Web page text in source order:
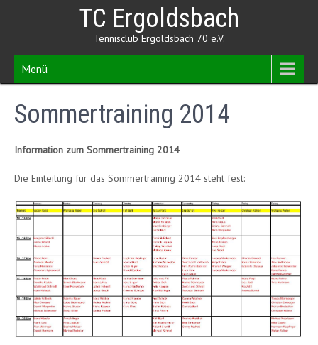
TC Ergoldsbach
Tennisclub Ergoldsbach 70 e.V.
Menü
Sommertraining 2014
Information zum Sommertraining 2014
Die Einteilung für das Sommertraining 2014 steht fest: